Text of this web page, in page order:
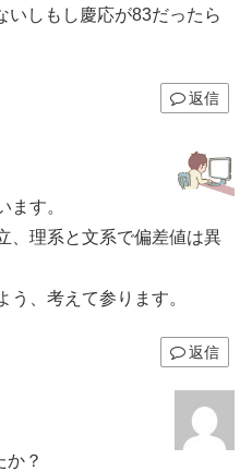
いしもし慶応が83だったら
返信
ます。
、理系と文系で偏差値は異
う、考えて参ります。
返信
か？